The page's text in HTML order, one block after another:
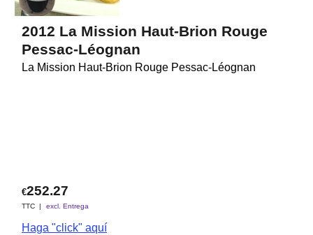
2012 La Mission Haut-Brion Rouge
Pessac-Léognan
La Mission Haut-Brion Rouge Pessac-Léognan
€252.27
TTC excl. Entrega
Haga "click" aquí